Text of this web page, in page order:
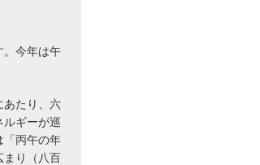
。今年は午
あたり、六
ルギーが巡
「丙午の年
まり（八百